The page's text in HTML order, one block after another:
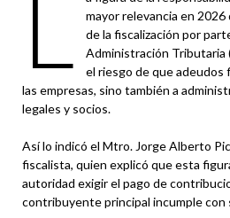
L
mayor relevancia en
de la fiscalización por
Administración Tributaria
el riesgo de que adeudos
las empresas, sino también a
legales y socios.
Así lo indicó el Mtro. Jorge Alberto
fiscalista, quien explicó que esta
autoridad exigir el pago de
contribuyente principal incumple con